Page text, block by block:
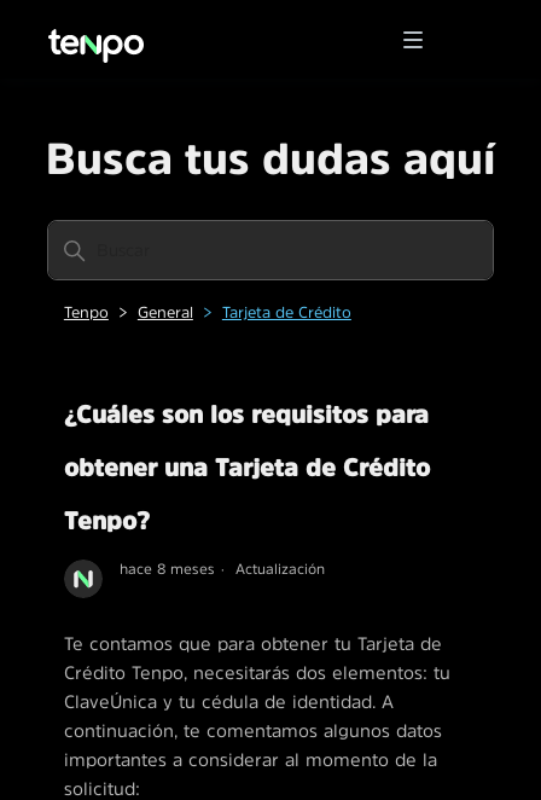
Busca tus dudas aquí
Tenpo General Tarjeta de Crédito
¿Cuáles son los requisitos para
obtener una Tarjeta de Crédito
Tenpo?
hace 8 meses Actualización
Te contamos que para obtener tu Tarjeta de
Crédito Tenpo, necesitarás dos elementos: tu
ClaveÚnica y tu cédula de identidad. A
continuación, te comentamos algunos datos
importantes a considerar al momento de la
solicitud: